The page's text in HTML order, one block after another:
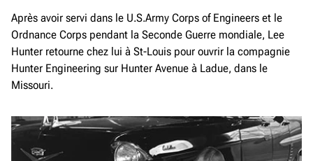
Après avoir servi dans le U.S.Army Corps of Engineers et le
Ordnance Corps pendant la Seconde Guerre mondiale, Lee
Hunter retourne chez lui à St-Louis pour ouvrir la compagnie
Hunter Engineering sur Hunter Avenue à Ladue, dans le
Missouri.